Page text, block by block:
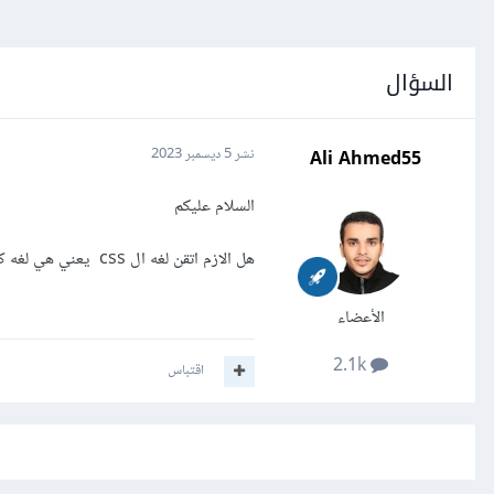
السؤال
Ali Ahmed55
الأعضاء
نشر5 ديسمبر 2023
السلام عليكم
هل الازم اتقن لغه ال css يعني هي لغه كبير اوي وفيه تفصيل كثير؟
اقتباس